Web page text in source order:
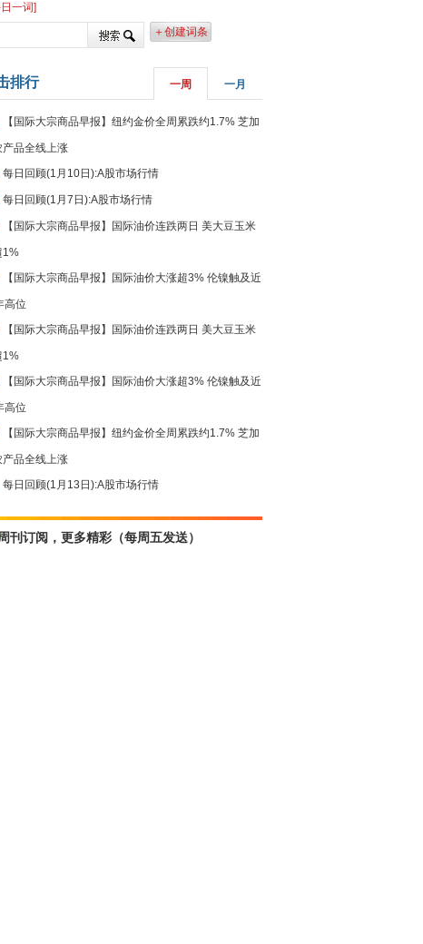
日一词]
＋创建词条
排行 一周 一月
【国际大宗商品早报】纽约金价全周累跌约1.7% 芝加
产品全线上涨
每日回顾(1月10日):A股市场行情
每日回顾(1月7日):A股市场行情
【国际大宗商品早报】国际油价连跌两日 美大豆玉米
1%
【国际大宗商品早报】国际油价大涨超3% 伦镍触及近
高位
【国际大宗商品早报】国际油价连跌两日 美大豆玉米
1%
【国际大宗商品早报】国际油价大涨超3% 伦镍触及近
高位
【国际大宗商品早报】纽约金价全周累跌约1.7% 芝加
产品全线上涨
每日回顾(1月13日):A股市场行情
刊订阅，更多精彩（每周五发送）